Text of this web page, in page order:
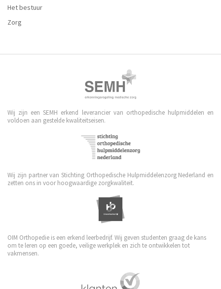
Het bestuur
Zorg
Wij zijn een SEMH erkend leverancier van orthopedische hulpmiddelen en
voldoen aan gestelde kwaliteitseisen.
Wij zijn partner van Stichting Orthopedische Hulpmiddelenzorg Nederland en
zetten ons in voor hoogwaardige zorgkwaliteit.
OIM Orthopedie is een erkend leerbedrijf. Wij geven studenten graag de kans
om te leren op een goede, veilige werkplek en zich te ontwikkelen tot
vakmensen.